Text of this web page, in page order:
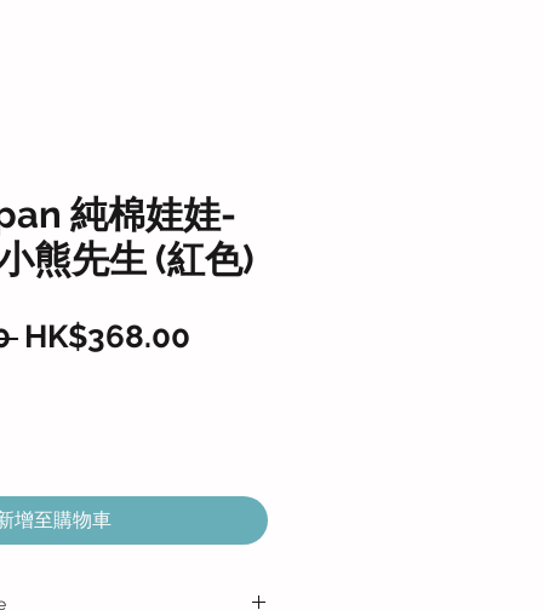
純棉娃娃-
熊先生 (紅色)
一
HK$368.00
增至購物車